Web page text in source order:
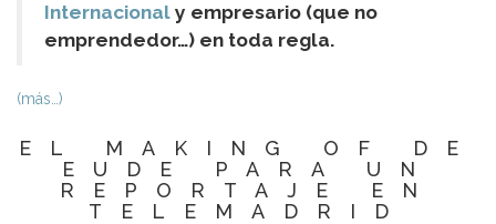
Internacional y empresario (que no
emprendedor…) en toda regla.
(más…)
EL MAKING OF DE
EUDE PARA UN
REPORTAJE EN
TELEMADRID